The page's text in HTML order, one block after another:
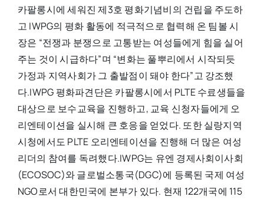
카팔롱시에 세워진 제3호 평화기념비의 건립을 주도하
고 IWPG의 평화 활동에 적극적으로 협력해 온 팀볼 시
장은 “전쟁과 분쟁으로 고통받는 여성들에게 힘을 실어
주는 것이 시급하다”며 “변화는 풀뿌리에서 시작되듯
가정과 지역사회가 그 출발점이 돼야 한다”고 강조했
다.IWPG 평화파견단은 카팔롱시에서 PLTE 수료생들을
대상으로 보수교육을 진행하고, 교육 신청자들에게 오
리엔테이션을 실시해 큰 호응을 얻었다. 또한 실랑지역
시청에서도 PLTE 오리엔테이션을 진행해 더 많은 여성
리더의 참여를 독려했다.IWPG는 유엔 경제사회이사회
(ECOSOC)와 글로벌소통국(DGC)에 등록된 국제 여성
NGO로서 대한민국에 본부가 있다. 현재 122개국에 115